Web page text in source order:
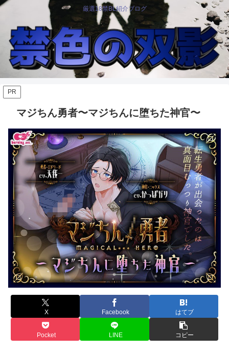
厳選18禁BL紹介ブログ
PR
マジちん勇者〜マジちんに堕ちた神官〜
X Facebook はてブ
Pocket LINE コピー